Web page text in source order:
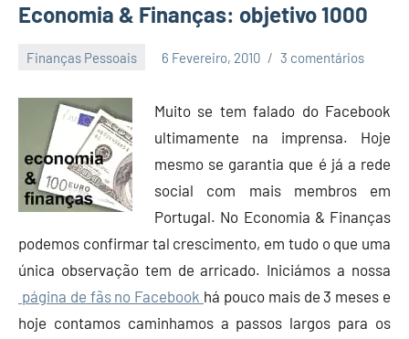
Economia & Finanças: objetivo 1000
Finanças Pessoais 6 Fevereiro, 2010
Economia
Finanças
3 comentários
Muito se tem falado do Facebook
ultimamente na imprensa. Hoje
mesmo se garantia que é já a rede
social com mais membros em
Portugal. No Economia & Finanças
podemos confirmar tal crescimento, em tudo o que uma
única observação tem de arricado. Iniciámos a nossa
página de fãs no Facebook há pouco mais de 3 meses e
hoje contamos caminhamos a passos largos para os